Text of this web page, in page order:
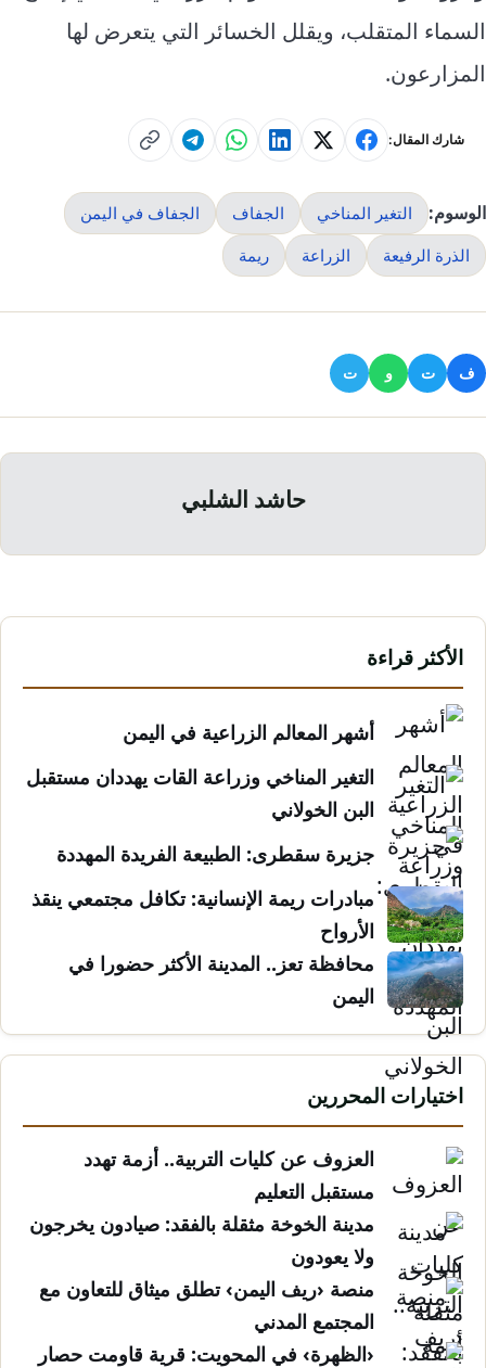
السماء المتقلب، ويقلل الخسائر التي يتعرض لها
المزارعون.
شارك المقال:
الوسوم: التغير المناخي الجفاف
الجفاف في اليمن
الذرة الرفيعة
الزراعة ريمة
ف ت و ت
حاشد الشلبي
الأكثر قراءة
أشهر المعالم الزراعية في اليمن
التغير المناخي وزراعة القات يهددان مستقبل
البن الخولاني
جزيرة سقطرى: الطبيعة الفريدة المهددة
مبادرات ريمة الإنسانية: تكافل مجتمعي ينقذ
الأرواح
محافظة تعز.. المدينة الأكثر حضورا في
اليمن
اختيارات المحررين
العزوف عن كليات التربية.. أزمة تهدد
مستقبل التعليم
مدينة الخوخة مثقلة بالفقد: صيادون يخرجون
ولا يعودون
منصة ‹ريف اليمن› تطلق ميثاق للتعاون مع
المجتمع المدني
‹الظهرة› في المحويت: قرية قاومت حصار